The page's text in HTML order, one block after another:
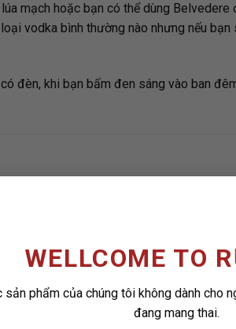
WELLCOME TO
sản phẩm của chúng tôi không dành cho
đang mang thai.
mạch hoặc bạn có thể dùng
vodka bình thường nào nhưng nếu
đèn, khi bạn bấm đen sáng vào ban
ADD TO